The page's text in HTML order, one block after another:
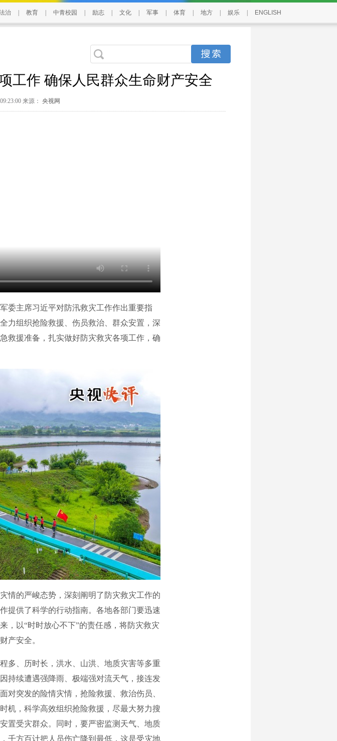
治 教育 中青校园 励志 文化 军事 体育 地方 娱乐 ENGLISH
工作 确保人民群众生命财产安全
来源： 央视网
主席习近平对防汛救灾工作作出重要指
力组织抢险救援、伤员救治、群众安置，深
救援准备，扎实做好防灾救灾各项工作，确
的严峻态势，深刻阐明了防灾救灾工作的
提供了科学的行动指南。各地各部门要迅速
，以“时时放心不下”的责任感，将防灾救灾
产安全。
、历时长，洪水、山洪、地质灾害等多重
持续遭遇强降雨、极端强对流天气，接连发
对突发的险情灾情，抢险救援、救治伤员、
机，科学高效组织抢险救援，尽最大努力搜
置受灾群众。同时，要严密监测天气、地质
千方百计把人员伤亡降到最低，这是受灾地